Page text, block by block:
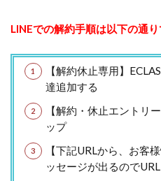
LINEでの解約手順は以下の通り
【解約休止専用】
達追加する
【解約・休止エントリ
ップ
【下記URLから、お客
ッセージが出るので